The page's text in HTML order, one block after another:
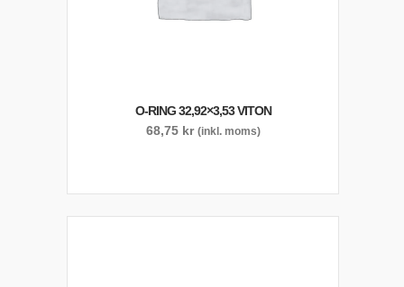
O-RING 32,92×3,53 VITON
68,75 kr (inkl. moms)